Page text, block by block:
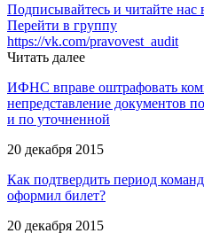
Подписывайтесь и читайте нас
Перейти в группу
https://vk.com/pravovest_audit
Читать далее
ИФНС вправе оштрафовать
непредставление документов
и по уточненной
20 декабря 2015
Как подтвердить период
оформил билет?
20 декабря 2015